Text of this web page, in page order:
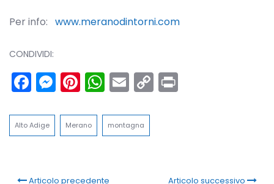
Per info: www.meranodintorni.com
CONDIVIDI:
Facebook
Messenger
Pinterest
WhatsApp
Email
Copy
Link
Alto Adige Merano montagna
Articolo precedente Articolo successivo